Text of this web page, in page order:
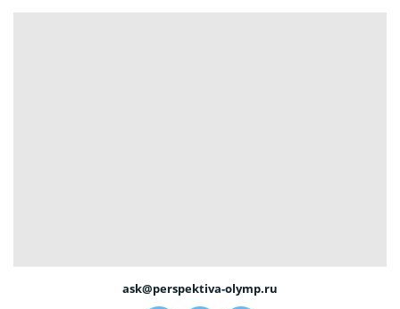
ask@perspektiva-olymp.ru